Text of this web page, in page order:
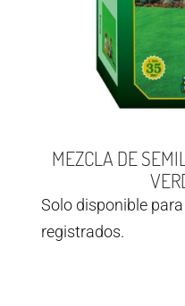
MEZCLA DE
Solo disponible
registrados.